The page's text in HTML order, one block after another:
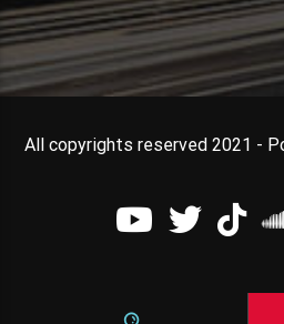
All copyrights reserved 2021 -